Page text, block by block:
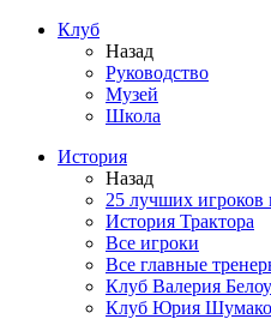
Клуб
Назад
Руководство
Музей
Школа
История
Назад
25 лучших игроков
История Трактора
Все игроки
Все главные
Клуб Валерия
Клуб Юрия